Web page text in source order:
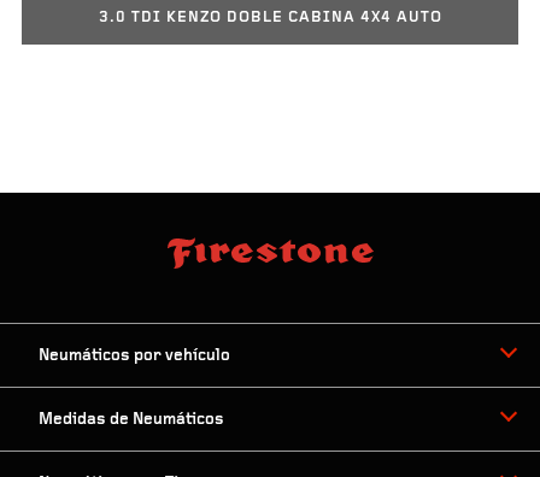
3.0 TDI KENZO DOBLE CABINA 4X4 AUTO
Neumáticos por vehículo
Medidas de Neumáticos